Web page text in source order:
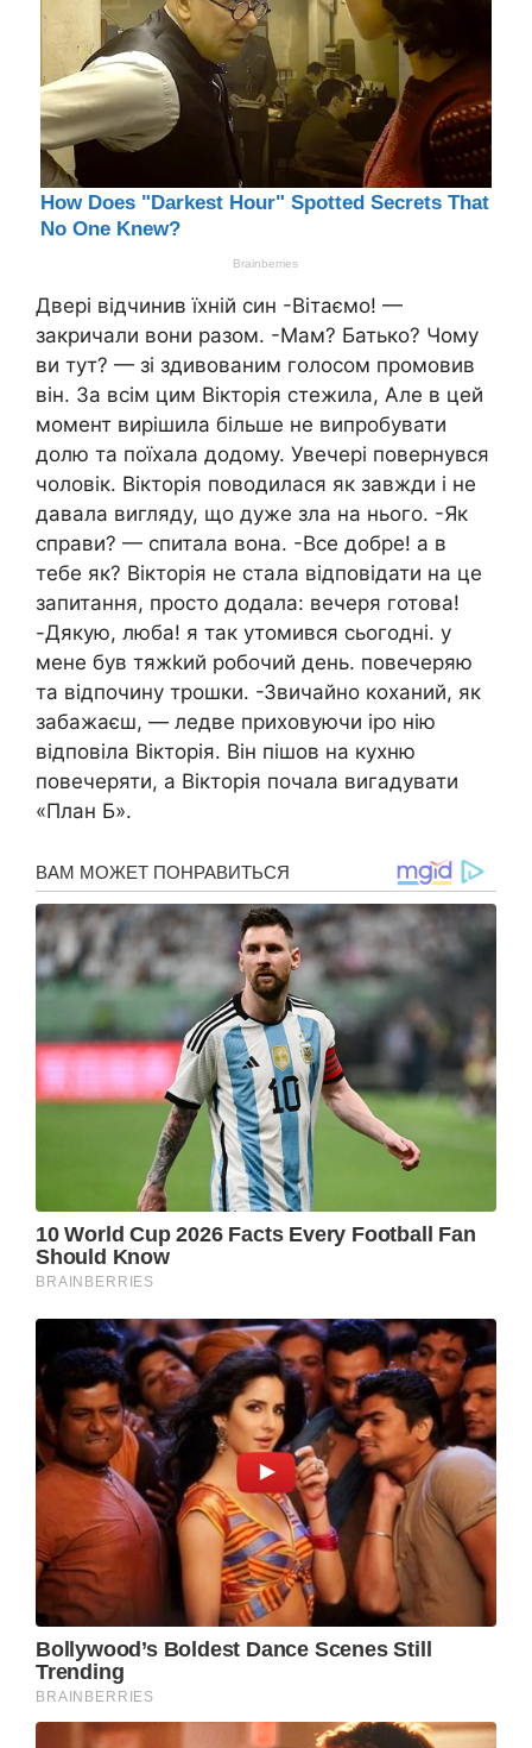
Двері відчинив їхній син -Вітаємо! —
закричали вони разом. -Мам? Батько? Чому
ви тут? — зі здивованим голосом промовив
він. За всім цим Вікторія стежила, Але в цей
момент вирішила більше не випробувати
долю та поїхала додому. Увечері повернувся
чоловік. Вікторія поводилася як завжди і не
давала вигляду, що дуже зла на нього. -Як
справи? — спитала вона. -Все добре! а в
тебе як? Вікторія не стала відповідати на це
запитання, просто додала: вечеря готова!
-Дякую, люба! я так утомився сьогодні. у
мене був тяжkий робочий день. повечеряю
та відпочину трошки. -Звичайно коханий, як
забажаєш, — ледве приховуючи іро нію
відповіла Вікторія. Він пішов на кухню
повечеряти, а Вікторія почала вигадувати
«План Б».